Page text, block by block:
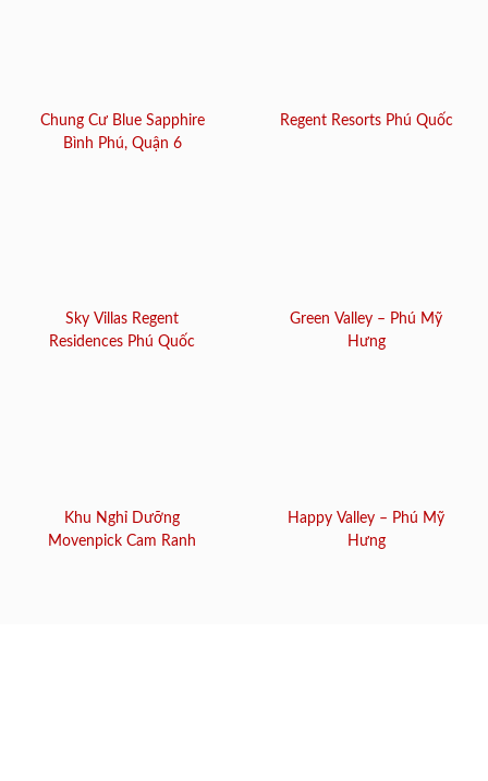
Chung Cư Blue Sapphire
Bình Phú, Quận 6
Regent Resorts Phú Quốc
Sky Villas Regent
Residences Phú Quốc
Green Valley – Phú Mỹ
Hưng
Khu Nghỉ Dưỡng
Movenpick Cam Ranh
Happy Valley – Phú Mỹ
Hưng